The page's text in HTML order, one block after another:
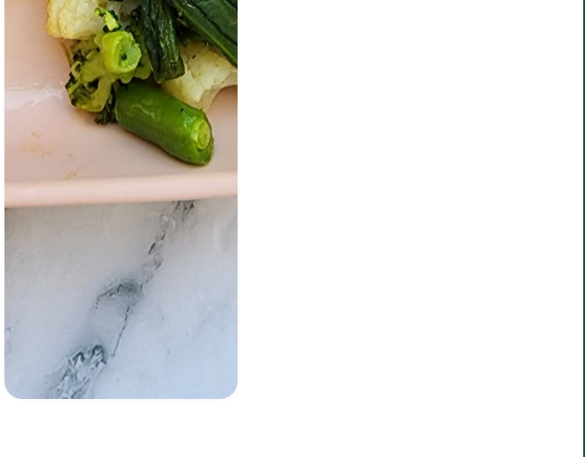
הבטוחים עבור הבנות שלי כבסיס
לפעמים נשארות בצלחת שאריות
מארוחת הבוקר או פירות שקצת
עייפים מדי בקערה, ויש כאן הזדמנות
מושלמת ליצור ארוחה חדשה!
הנוסחה הזו היא לא רק דרך חכמה
למנוע זריקת מזון, אלא גם פתרון